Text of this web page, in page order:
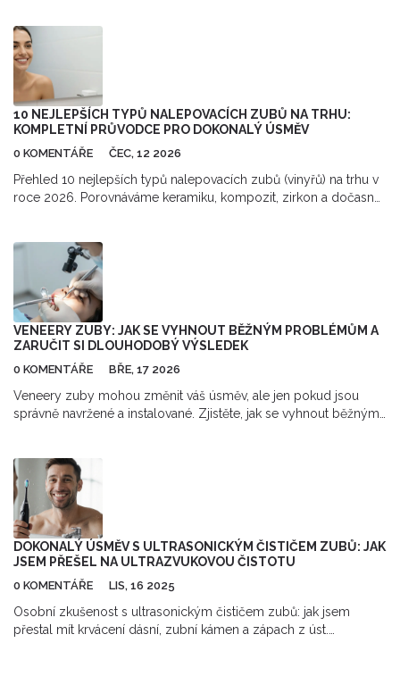
10 NEJLEPŠÍCH TYPŮ NALEPOVACÍCH ZUBŮ NA TRHU:
KOMPLETNÍ PRŮVODCE PRO DOKONALÝ ÚSMĚV
0 KOMENTÁŘE ČEC, 12 2026
Přehled 10 nejlepších typů nalepovacích zubů (vinyřů) na trhu v
roce 2026. Porovnáváme keramiku, kompozit, zirkon a dočasné
VENEERY ZUBY: JAK SE VYHNOUT BĚŽNÝM PROBLÉMŮM A
ZARUČIT SI DLOUHODOBÝ VÝSLEDEK
0 KOMENTÁŘE BŘE, 17 2026
Veneery zuby mohou změnit váš úsměv, ale jen pokud jsou
správně navržené a instalované. Zjistěte, jak se vyhnout běžným
DOKONALÝ ÚSMĚV S ULTRASONICKÝM ČISTIČEM ZUBŮ: JAK
JSEM PŘEŠEL NA ULTRAZVUKOVOU ČISTOTU
0 KOMENTÁŘE LIS, 16 2025
Osobní zkušenost s ultrasonickým čističem zubů: jak jsem
přestal mít krvácení dásní, zubní kámen a zápach z úst.